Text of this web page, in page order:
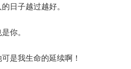
日子越过越好。
你。
是我生命的延续啊！